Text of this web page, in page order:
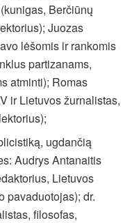
Berčiūnų
Juozas
lėšomis ir rankomis
partizanams,
atminti); Romas
ir Lietuvos žurnalistas,
ugdančią
Audrys Antanaitis
Lietuvos
pavaduotojas); dr.
filosofas,